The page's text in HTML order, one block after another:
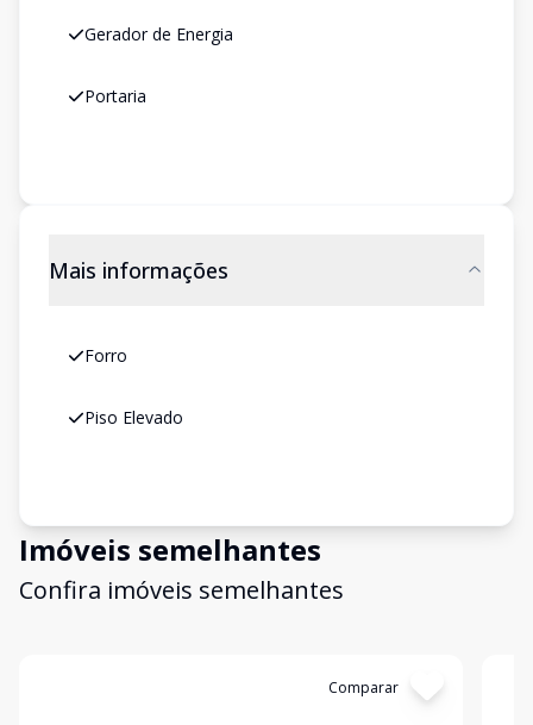
Gerador de Energia
Portaria
Mais informações
Forro
Piso Elevado
Imóveis semelhantes
Confira imóveis semelhantes
Comparar